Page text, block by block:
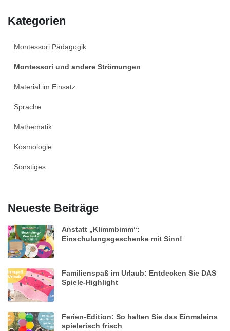
Kategorien
Montessori Pädagogik
Montessori und andere Strömungen
Material im Einsatz
Sprache
Mathematik
Kosmologie
Sonstiges
Neueste Beiträge
Anstatt „Klimmbimm“:
Einschulungsgeschenke mit Sinn!
Familienspaß im Urlaub: Entdecken Sie DAS
Spiele-Highlight
Ferien-Edition: So halten Sie das Einmaleins
spielerisch frisch